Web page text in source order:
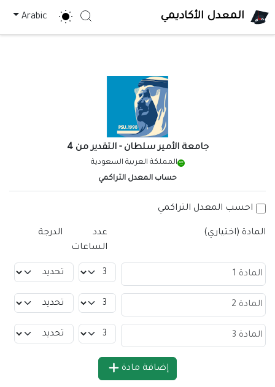
المعدل الأكاديمي Search
Arabic
جامعة الأمير سلطان - التقدير من 4
المملكة العربية السعودية
حساب المعدل التراكمي
احسب المعدل التراكمي
المادة (اختياري)
عدد
الساعات
الدرجة
إضافة مادة